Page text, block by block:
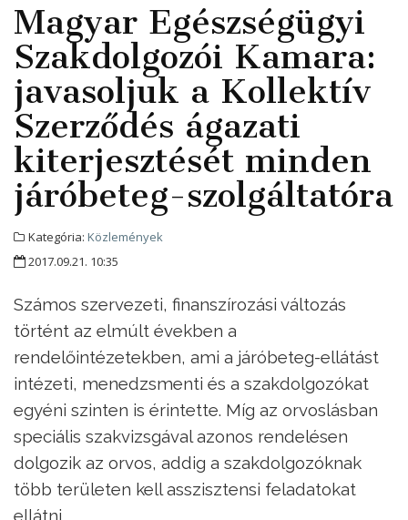
Magyar Egészségügyi
Szakdolgozói Kamara:
javasoljuk a Kollektív
Szerződés ágazati
kiterjesztését minden
járóbeteg-szolgáltatóra
Kategória: Közlemények
2017.09.21. 10:35
Számos szervezeti, finanszírozási változás
történt az elmúlt években a
rendelőintézetekben, ami a járóbeteg-ellátást
intézeti, menedzsmenti és a szakdolgozókat
egyéni szinten is érintette. Míg az orvoslásban
speciális szakvizsgával azonos rendelésen
dolgozik az orvos, addig a szakdolgozóknak
több területen kell asszisztensi feladatokat
ellátni.